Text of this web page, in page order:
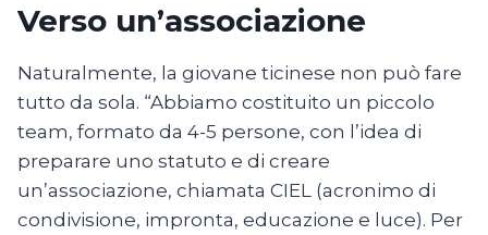
Verso un’associazione
Naturalmente, la giovane ticinese non può fare
tutto da sola. “Abbiamo costituito un piccolo
team, formato da 4-5 persone, con l’idea di
preparare uno statuto e di creare
un’associazione, chiamata CIEL (acronimo di
condivisione, impronta, educazione e luce). Per